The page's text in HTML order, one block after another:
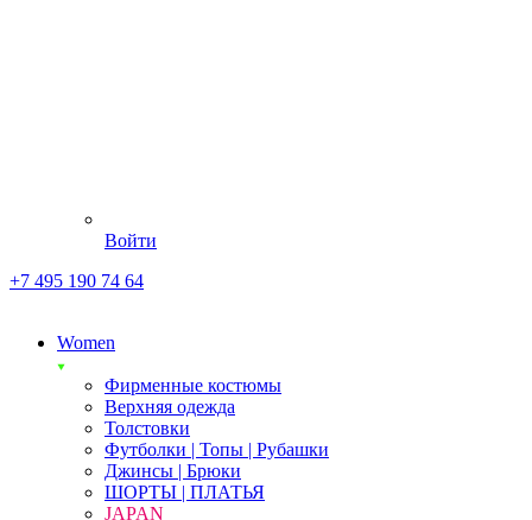
Войти
+7 495 190 74 64
Women
Фирменные костюмы
Верхняя одежда
Толстовки
Футболки | Топы | Рубашки
Джинсы | Брюки
ШОРТЫ | ПЛАТЬЯ
JAPAN